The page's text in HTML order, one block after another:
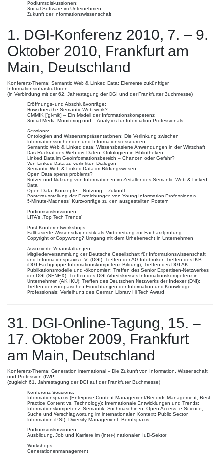
Podiumsdiskussionen:
Social Software im Unternehmen
Zukunft der Informationswissenschaft
1. DGI-Konferenz 2010, 7. – 9.
Oktober 2010, Frankfurt am
Main, Deutschland
Konferenz-Thema: Semantic Web & Linked Data: Elemente zukünftiger
Informationsinfrastrukturen
(in Verbindung mit der 62. Jahrestagung der DGI und der Frankfurter Buchmesse)
Eröffnungs- und Abschlußvorträge:
How does the Semantic Web work?
GMMIK [’gi-mik] – Ein Modell der Informationskompetenz
Social Media-Monitoring und – Analytics für Information Professionals
Sessions:
Ontologien und Wissensrepräsentationen: Die Verlinkung zwischen
Informationssuchenden und Informationsressourcen
Semantic Web & Linked data: Wissensbasierte Anwendungen in der Wirtschaft
Das Rückrat des Web der Daten: Ontologien in Bibliotheken
Linked Data im Geoinformationsbereich – Chancen oder Gefahr?
Von Linked Data zu verlinkten Dialogen
Semantic Web & Linked Data im Bildungswesen
Open Data opens problems?
Nutzer und Nutzung von Informationen im Zeitalter des Semantic Web & Linked
Data
Open Data: Konzepte – Nutzung – Zukunft
Posterausstellung der Einreichungen von Young Information Professionals
5-Minute-Madness“ Kurzvorträge zu den ausgestellten Postern
Podiumsdiskussionen:
LITA’s „Top Tech Trends“
Post-Konferentworkshops:
Fallbasierte Wissensdiagnostik als Vorbereitung zur Facharztprüfung
Copyright or Copywrong? Umgang mit dem Urheberrecht in Unternehmen
Assoziierte Veranstaltungen:
Mitgliederversammlung der Deutsche Gesellschaft für Informationswissenschaft
und Informationspraxis e.V. (DGI); Treffen der AG Infobroker; Treffen des IKB
(DGI Fachgruppe Informationskompetenz Bildung); Treffen des DGI AK
Publikationsmodelle und -ökonomien; Treffen des Senior Expertisen-Netzwerkes
der DGI (SENEX); Treffen des DGI Arbeitskreises Informationskompetenz in
Unternehmen (AK IKU); Treffen des Deutschen Netzwerks der Indexer (DNI);
Treffen der europäischen Einrichtungen der Information und Knowledge
Professionals; Verleihung des German Library Hi Tech Award
31. DGI-Online-Tagung, 15. –
17. Oktober 2009, Frankfurt
am Main, Deutschland
Konferenz-Thema: Generation international – Die Zukunft von Information, Wissenschaft
und Profession (IWP)
(zugleich 61. Jahrestagung der DGI auf der Frankfuter Buchmesse)
Konferenz-Sessions:
Informationspraxis (Enterprise Content Management/Records Management; Best
Practice Content vs. Technology); Internationale Entwicklungen und Trends;
Informationskompetenz; Semantik; Suchmaschinen; Open Access; e-Science;
Suche und Verschlagwortung im internationalen Kontext; Public Sector
Information (PSI); Diversity Management; Berufspraxis;
Podiumsdiskussionen:
Ausbildung, Job und Karriere im (inter-) nationalen IuD-Sektor
Workshops:
Generationenmanagement